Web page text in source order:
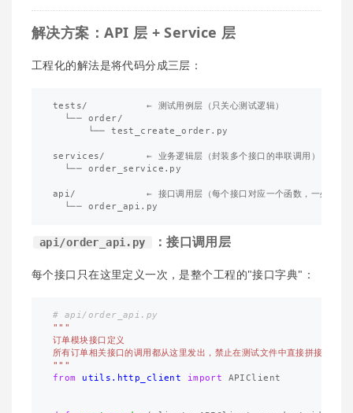
解决方案：API 层 + Service 层
工程化的解法是将代码分成三层：
tests/          ← 测试用例层（只关心测试逻辑）
  └── order/
      └── test_create_order.py
services/       ← 业务逻辑层（封装多个接口的串联调用）
  └── order_service.py
api/            ← 接口调用层（每个接口对应一个函数，一处定义
api/order_api.py ：接口调用层
每个接口只在这里定义一次，是整个工程的"接口字典"：
"""
订单模块接口定义
所有订单相关接口的调用都从这里发出，禁止在测试文件中直接拼接接口路
"""
from
utils.http_client import APIClient